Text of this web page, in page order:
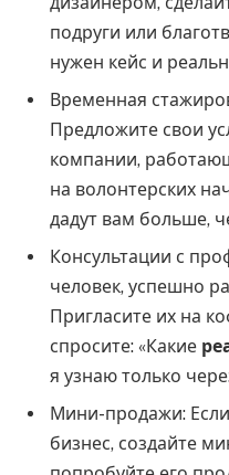
подруги или
нужен кейс и
Временная
Предложите свои
компании,
на волонтерских
дадут вам больше,
Консультации с
человек, успешно
Пригласите их на
спросите: «Какие
я узнаю только
Мини-продажи:
бизнес, создайте